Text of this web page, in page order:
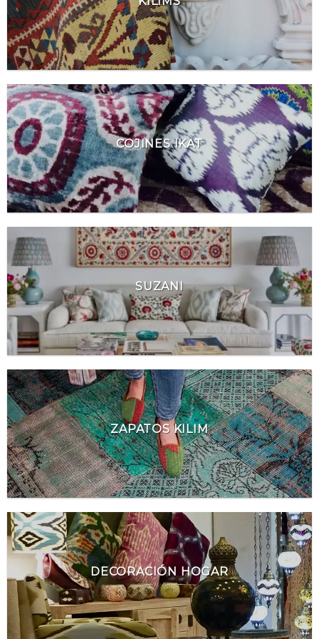
COJINES IKAT
SUZANI
ZAPATOS KILIM
DECORACIÓN HOGAR